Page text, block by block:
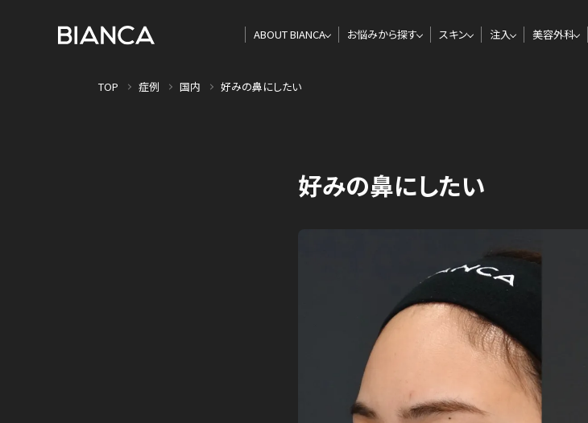
ABOUT BIANCA お悩みから探す スキン 注入 美容外科
TOP 症例 国内 好みの鼻にしたい
好みの鼻にしたい